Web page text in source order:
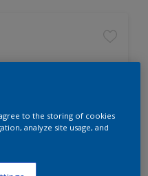
Fülle
- und schwundrissarm
to the storing of cookies
analyze site usage, and